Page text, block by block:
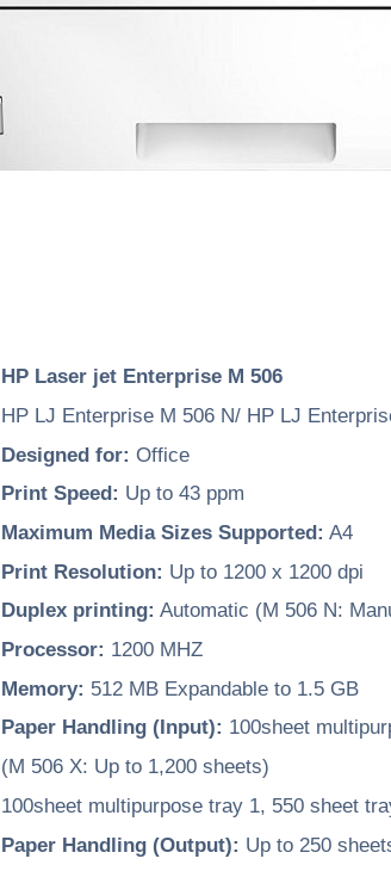
HP Laser jet Enterprise M 506
HP LJ Enterprise M 506 N/ HP LJ
Designed for: Office
Print Speed: Up to 43 ppm
Maximum Media Sizes Supported: A4
Print Resolution: Up to 1200 x 1200 dpi
Duplex printing: Automatic (M 506 N:
Processor: 1200 MHZ
Memory: 512 MB Expandable to 1.5 GB
Paper Handling (Input): 100sheet
(M 506 X: Up to 1,200 sheets)
100sheet multipurpose tray 1, 550 sheet
Paper Handling (Output): Up to 250